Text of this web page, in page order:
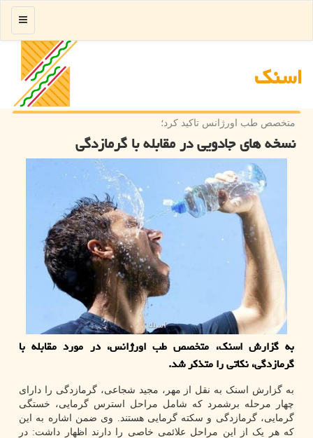
اسنك
منو
متخصص طب اورژانس تاكید كرد؛
نسخه های جادویی در مقابله با گرمازدگی
به گزارش اسنک، متخصص طب اورژانس، در مورد مقابله با
گرمازدگی، نکاتی را متذکر شد.
به گزارش اسنک به نقل از مهر، مجید شجاعی، گرمازدگی را دارای
چهار مرحله برشمرد که شامل مراحل استرس گرمایی، خستگی
گرمایی، گرمازدگی و سکته گرمایی هستند. وی ضمن اشاره به این
که هر یک از این مراحل علائمی خاصی را دارند اظهار داشت: در